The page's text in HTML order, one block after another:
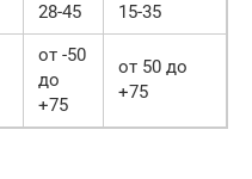
28-45 15-35
от -50
до
+75
от 50 до
+75